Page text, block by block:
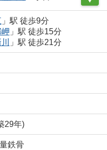
」駅 徒歩9分
」駅 徒歩15分
」駅 徒歩21分
29年)
鉄骨